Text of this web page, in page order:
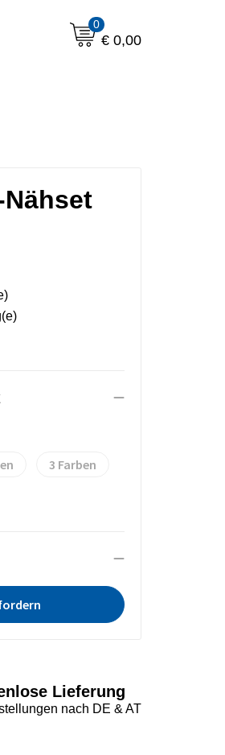
0
€ 0,00
Nähset
3
Lieferung
nach DE & AT